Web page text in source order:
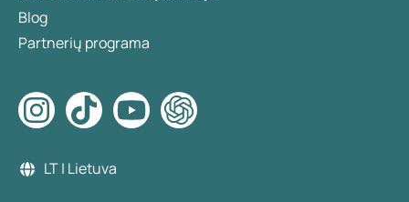
Blog
Partnerių programa
LT | Lietuva